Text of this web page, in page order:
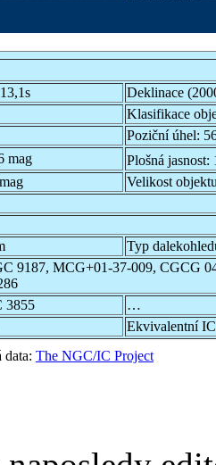
Deklinace
Klasifikace
Poziční úhel:
mag Plošná jasnost:
Velikost
Typ
9187, MCG+01-37-009, CGCG
3855
…
Ekvivalentní
data: The NGC/IC Project